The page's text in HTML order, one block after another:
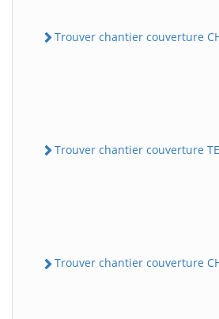
Trouver chantier couverture
Trouver chantier couverture
Trouver chantier couverture